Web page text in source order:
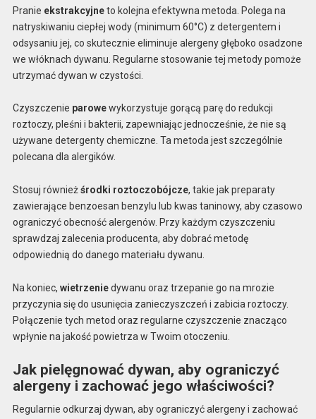
Pranie ekstrakcyjneto kolejna efektywna metoda. Polega na
natryskiwaniu ciepłej wody (minimum 60°C) z detergentem i
odsysaniu jej, co skutecznie eliminuje alergeny głęboko osadzone
we włóknach dywanu. Regularne stosowanie tej metody pomoże
utrzymać dywan w czystości.
Czyszczenie parowewykorzystuje gorącą parę do redukcji
roztoczy, pleśni i bakterii, zapewniając jednocześnie, że nie są
używane detergenty chemiczne. Ta metoda jest szczególnie
polecana dla alergików.
Stosuj równieżśrodki roztoczobójcze, takie jak preparaty
zawierające benzoesan benzylu lub kwas taninowy, aby czasowo
ograniczyć obecność alergenów. Przy każdym czyszczeniu
sprawdzaj zalecenia producenta, aby dobrać metodę
odpowiednią do danego materiału dywanu.
Na koniec, wietrzeniedywanu oraz trzepanie go na mrozie
przyczynia się do usunięcia zanieczyszczeń i zabicia roztoczy.
Połączenie tych metod oraz regularne czyszczenie znacząco
wpłynie na jakość powietrza w Twoim otoczeniu.
Jak pielęgnować dywan, aby ograniczyć
alergeny i zachować jego właściwości?
Regularnie odkurzaj dywan, aby ograniczyć alergeny i zachować